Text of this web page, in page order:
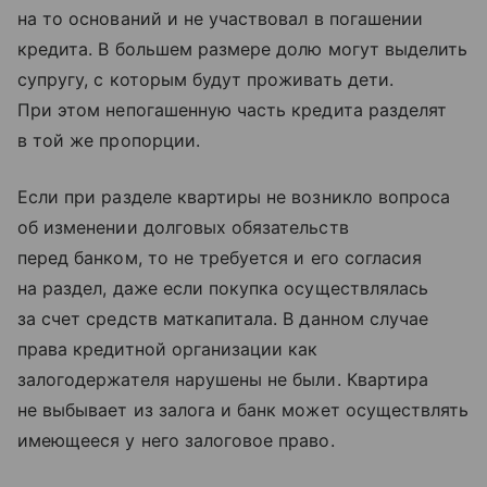
на то оснований и не участвовал в погашении
кредита. В большем размере долю могут выделить
супругу, с которым будут проживать дети.
При этом непогашенную часть кредита разделят
в той же пропорции.
Если при разделе квартиры не возникло вопроса
об изменении долговых обязательств
перед банком, то не требуется и его согласия
на раздел, даже если покупка осуществлялась
за счет средств маткапитала. В данном случае
права кредитной организации как
залогодержателя нарушены не были. Квартира
не выбывает из залога и банк может осуществлять
имеющееся у него залоговое право.